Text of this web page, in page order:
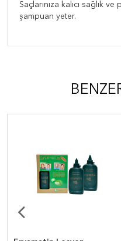
Saçlarınıza kalıcı sağlık
şampuan yeter.